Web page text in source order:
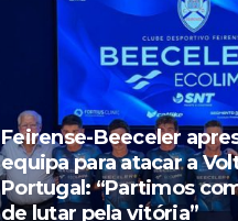
Feirense-Beeceler
equipa para atacar a
Portugal: “Partimos
de lutar pela vitória”